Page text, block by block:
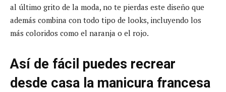
al último grito de la moda, no te pierdas este diseño que
además combina con todo tipo de looks, incluyendo los
más coloridos como el naranja o el rojo.
Así de fácil puedes recrear
desde casa la manicura francesa